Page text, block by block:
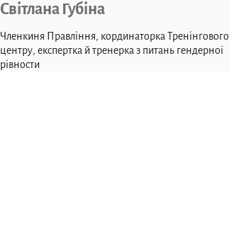
Світлана Губіна
Членкиня Правління, кординаторка Тренінгового
центру, експертка й тренерка з питань гендерної
рівности